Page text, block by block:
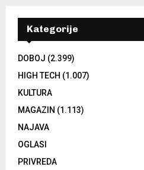
Kategorije
DOBOJ (2.399)
HIGH TECH (1.007)
KULTURA
MAGAZIN (1.113)
NAJAVA
OGLASI
PRIVREDA